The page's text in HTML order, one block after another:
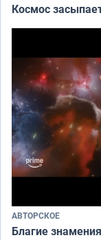
Космос
АВТОРСКОЕ
Благие